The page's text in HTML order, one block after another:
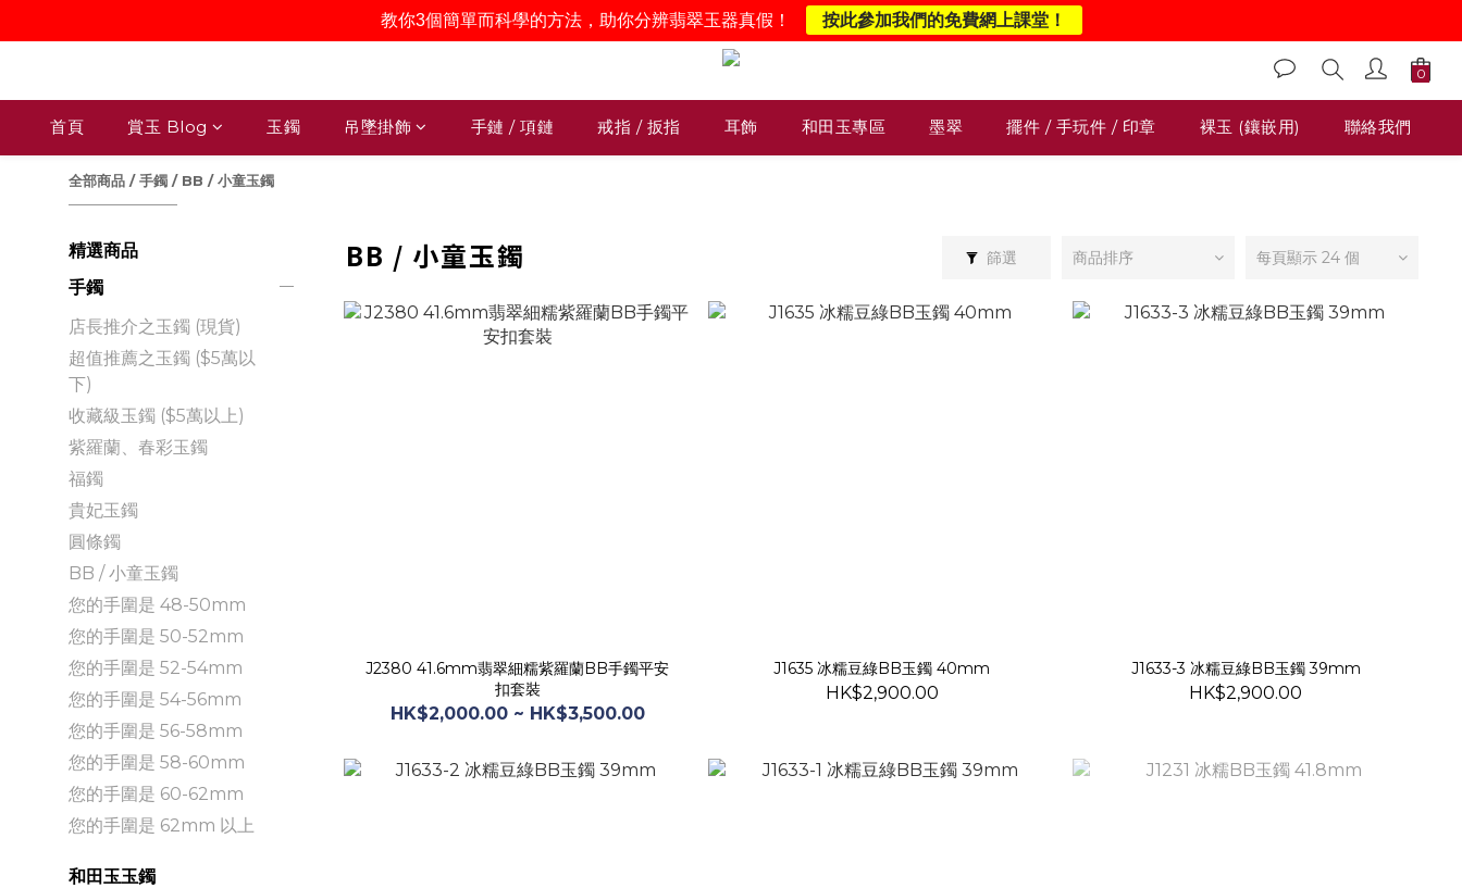
首頁 賞玉 Blog 玉鐲 吊墜掛飾 手鏈 / 項鏈 戒指 / 扳指 耳飾 和田玉專區 墨翠 擺件 / 手玩件 / 印章 裸玉 (鑲嵌用) 聯絡我們
全部商品 /手鐲 / BB / 小童玉鐲
精選商品
手鐲
店長推介之玉鐲 (現貨)
超值推薦之玉鐲 ($5萬以
下)
收藏級玉鐲 ($5萬以上)
紫羅蘭、春彩玉鐲
福鐲
貴妃玉鐲
圓條鐲
BB / 小童玉鐲
您的手圍是 48-50mm
您的手圍是 50-52mm
您的手圍是 52-54mm
您的手圍是 54-56mm
您的手圍是 56-58mm
您的手圍是 58-60mm
您的手圍是 60-62mm
您的手圍是 62mm 以上
和田玉玉鐲
BB / 小童玉鐲 篩選 商品排序 每頁顯示 24 個
J2380 41.6mm翡翠細糯紫羅蘭BB手鐲平安
扣套裝
HK$2,000.00 ~ HK$3,500.00
J1635 冰糯豆綠BB玉鐲 40mm
HK$2,900.00
J1633-3 冰糯豆綠BB玉鐲 39mm
HK$2,900.00
教你3個簡單而科學的方法，助你分辨翡翠玉器真假！ 按此參加我們的免費網上課堂！